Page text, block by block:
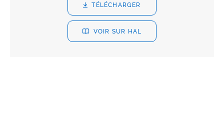
TÉLÉCHARGER
VOIR SUR HAL